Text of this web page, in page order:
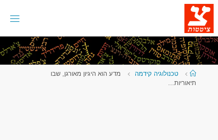
דלגו
לתוכן
עמוד
ראשי
טכנולוגיה קידמה
מדע הוא היגיון מאורגן, שבו
תיאוריות…